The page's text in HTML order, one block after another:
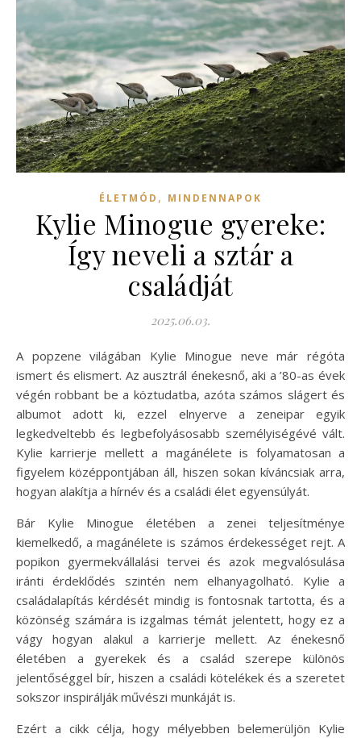
ÉLETMÓD , MINDENNAPOK
Kylie Minogue gyereke:
Így neveli a sztár a
családját
2025.06.03.
A popzene világában Kylie Minogue neve már régóta
ismert és elismert. Az ausztrál énekesnő, aki a ’80-as évek
végén robbant be a köztudatba, azóta számos slágert és
albumot adott ki, ezzel elnyerve a zeneipar egyik
legkedveltebb és legbefolyásosabb személyiségévé vált.
Kylie karrierje mellett a magánélete is folyamatosan a
figyelem középpontjában áll, hiszen sokan kíváncsiak arra,
hogyan alakítja a hírnév és a családi élet egyensúlyát.
Bár Kylie Minogue életében a zenei teljesítménye
kiemelkedő, a magánélete is számos érdekességet rejt. A
popikon gyermekvállalási tervei és azok megvalósulása
iránti érdeklődés szintén nem elhanyagolható. Kylie a
családalapítás kérdését mindig is fontosnak tartotta, és a
közönség számára is izgalmas témát jelentett, hogy ez a
vágy hogyan alakul a karrierje mellett. Az énekesnő
életében a gyerekek és a család szerepe különös
jelentőséggel bír, hiszen a családi kötelékek és a szeretet
sokszor inspirálják művészi munkáját is.
Ezért a cikk célja, hogy mélyebben belemerüljön Kylie